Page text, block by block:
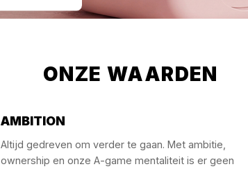
ONZE WAARDEN
AMBITION
Altijd gedreven om verder te gaan. Met ambitie,
ownership en onze A-game mentaliteit is er geen